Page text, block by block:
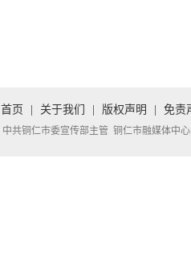
首页 关于我们 版权声明 免责
中共铜仁市委宣传部主管 铜仁市融媒体中心